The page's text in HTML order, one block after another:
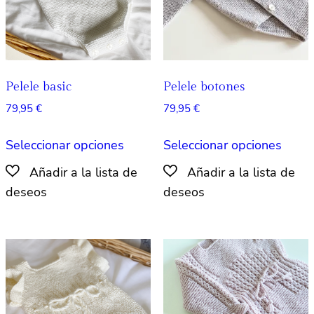
la
página
de
producto
la
Pelele basic
79,95€
Seleccionar opciones producto
tiene
múltiples
opciones
se
pueden
elegir
Pelele botones
79,95€
Seleccionar opciones
tiene
se
elegir